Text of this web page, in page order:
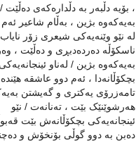
، بۆیە دڵبەر بە دڵدارەکەی دەڵێت
بەیەکەوە بژین ، بەڵام شاعیر ئەم
لە نێو وێنەیەکی شیعری زۆر
ناسکۆڵە دەردەدبڕی و دەڵێت ،
بەیەکەوە بژین / لەناو
بچکۆڵانەدا ، ئەم دوو عاشقە هێندە
تامەزرۆی یەکتری و گەیشتن
هەرشوێنێک بێت ، تەنانەت / نێو
ئینجانەیەکی بچکۆڵانەش بێت
دەبن بە دوو گوڵی بۆنخۆش و